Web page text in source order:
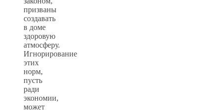
призваны
создавать
в доме
здоровую
атмосферу.
Игнорирование
этих
норм,
пусть
ради
экономии,
может